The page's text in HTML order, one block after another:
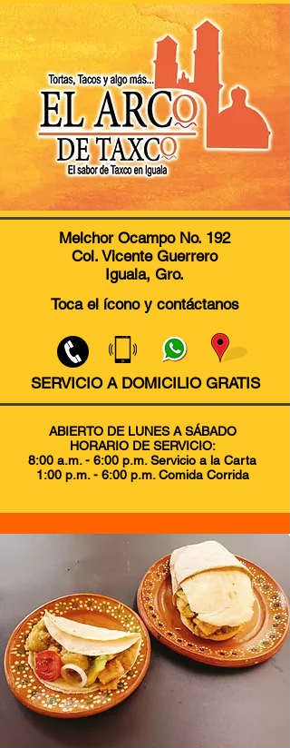
Melchor Ocampo No. 192
Col. Vicente Guerrero
Iguala, Gro.
Toca el ícono y contáctanos
SERVICIO A DOMICILIO GRATIS
ABIERTO DE LUNES A SÁBADO
HORARIO DE SERVICIO:
8:00 a.m. - 6:00 p.m. Servicio a la Carta
1:00 p.m. - 6:00 p.m. Comida Corrida